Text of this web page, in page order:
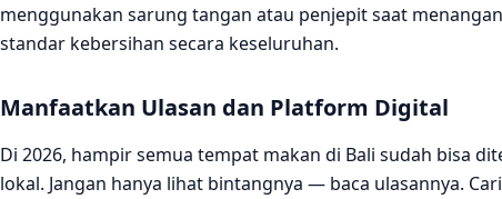
menggunakan sarung tangan atau penjepit saat
standar kebersihan secara keseluruhan.
Manfaatkan Ulasan dan Platform Digital
Di 2026, hampir semua tempat makan di Bali sudah bisa
lokal. Jangan hanya lihat bintangnya — baca ulasannya.